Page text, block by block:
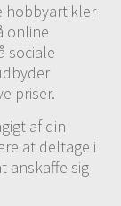
hobbyartikler
online
sociale
priser.
af din
at deltage i
anskaffe sig